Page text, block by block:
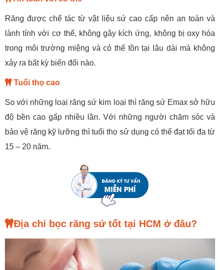
Răng được chế tác từ vật liệu sứ cao cấp nên an toàn và
lành tính với cơ thể, không gây kích ứng, không bị oxy hóa
trong môi trường miệng và có thể tồn tại lâu dài mà không
xảy ra bất kỳ biến đổi nào.
Tuổi thọ cao
So với những loại răng sứ kim loại thì răng sứ Emax sở hữu
độ bền cao gấp nhiều lần. Với những người chăm sóc và
bảo vệ răng kỹ lưỡng thì tuổi thọ sử dụng có thể đạt tối đa từ
15 – 20 năm.
Địa chỉ bọc răng sứ tốt tại HCM ở đâu?